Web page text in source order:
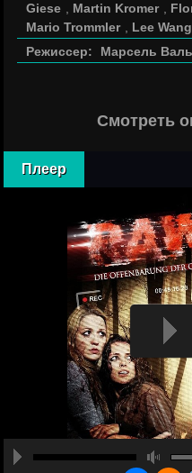
Giese
Martin Kromer
Mario Trommler
Lee Wang
Режиссер:
Марсель
Смотреть
Плеер